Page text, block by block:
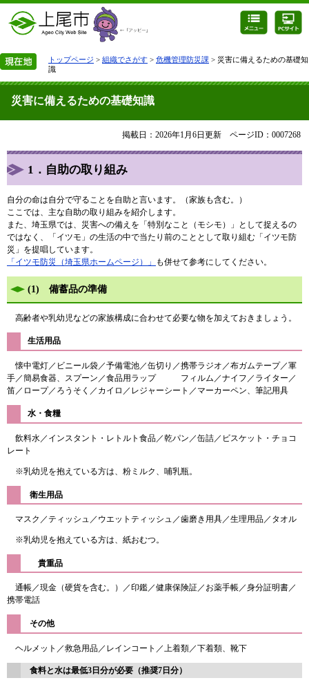
トップページ > 組織でさがす > 危機管理防災課 > 災害に備えるための基礎知
識
災害に備えるための基礎知識
掲載日：2026年1月6日更新 ページID：0007268
1．自助の取り組み
自分の命は自分で守ることを自助と言います。（家族も含む。）
ここでは、主な自助の取り組みを紹介します。
また、埼玉県では、災害への備えを「特別なこと（モシモ）」として捉えるの
ではなく、「イツモ」の生活の中で当たり前のこととして取り組む「イツモ防
災」を提唱しています。
「イツモ防災（埼玉県ホームページ）」
も併せて参考にしてください。
(1) 備蓄品の準備
高齢者や乳幼児などの家族構成に合わせて必要な物を加えておきましょう。
生活用品
懐中電灯／ビニール袋／予備電池／缶切り／携帯ラジオ／布ガムテープ／軍
手／簡易食器、スプーン／食品用ラップ フィルム／ナイフ／ライター／
笛／ロープ／ろうそく／カイロ／レジャーシート／マーカーペン、筆記用具
水・食糧
飲料水／インスタント・レトルト食品／乾パン／缶詰／ビスケット・チョコ
レート
※乳幼児を抱えている方は、粉ミルク、哺乳瓶。
衛生用品
マスク／ティッシュ／ウエットティッシュ／歯磨き用具／生理用品／タオル
※乳幼児を抱えている方は、紙おむつ。
貴重品
通帳／現金（硬貨を含む。）／印鑑／健康保険証／お薬手帳／身分証明書／
携帯電話
その他
ヘルメット／救急用品／レインコート／上着類／下着類、靴下
食料と水は最低3日分が必要（推奨7日分）